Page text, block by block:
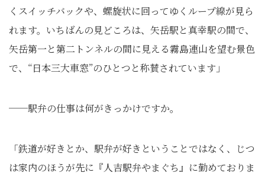
くスイッチバックや、螺旋状に回ってゆくループ線が見ら
れます。いちばんの見どころは、矢岳駅と真幸駅の間で、
矢岳第一と第二トンネルの間に見える霧島連山を望む景色
で、“日本三大車窓”のひとつと称賛されています」
──駅弁の仕事は何がきっかけですか。
「鉄道が好きとか、駅弁が好きということではなく、じつ
は家内のほうが先に『人吉駅弁やまぐち』に勤めておりま